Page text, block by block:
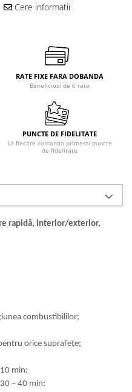
Cere informatii
RATE FIXE FARA DOBANDA
Beneficiezi de 6 rate
PUNCTE DE FIDELITATE
La fiecare comanda primesti puncte
de fidelitate
rapidă, interior/exterior,
combustibililor;
orice suprafeţe;
min;
– 40 min;